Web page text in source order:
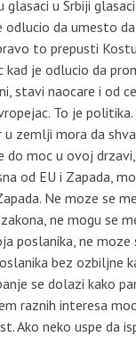
glasaci u Srbiji
odlucio da umesto
to prepusti
kad je odlucio da
stavi naocare i od
To je
zemlji mora da
do moc u ovoj
od EU i Zapada,
Ne moze se
ne mogu se
poslanika, ne moze
bez ozbiljne
se dolazi kako
raznih interesa
Ako neko uspe da